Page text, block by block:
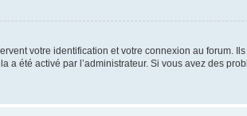
votre identification et votre connexion au forum.
a été activé par l’administrateur. Si vous avez des